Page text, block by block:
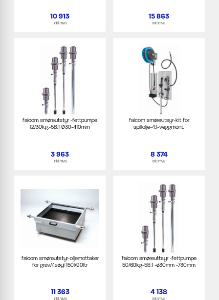
10 913
inkl mva
15 863
inkl mva
faicom smøreutstyr -fettpumpe
12/30kg.-58:1 Ø30-410mm
3 963
inkl mva
faicom smøreutsyr-kit for
spillolje-4:1-veggmont.
8 374
inkl mva
faicom smøreutstyr-oljemottaker
for grav/4søyl 150l/90ltr
11 363
inkl mva
faicom smøreuttsyr -fettpumpe
50/60kg-58:1 -ø30mm -730mm
4 138
inkl mva